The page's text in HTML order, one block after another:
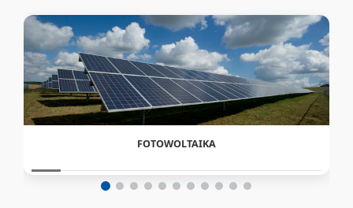
FOTOWOLTAIKA